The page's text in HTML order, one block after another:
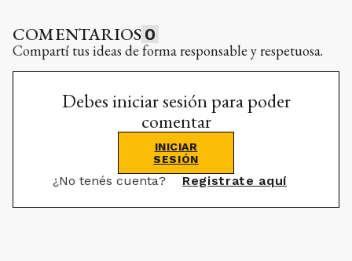
COMENTARIOS 0
Compartí tus ideas de forma responsable y respetuosa.
Debes iniciar sesión para poder
comentar
INICIAR
SESIÓN
¿No tenés cuenta? Registrate aquí